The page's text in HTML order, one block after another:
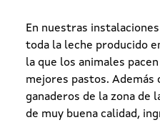
En nuestras
toda la leche producido
la que los animales
mejores pastos.
ganaderos de la zona de
de muy buena calidad,